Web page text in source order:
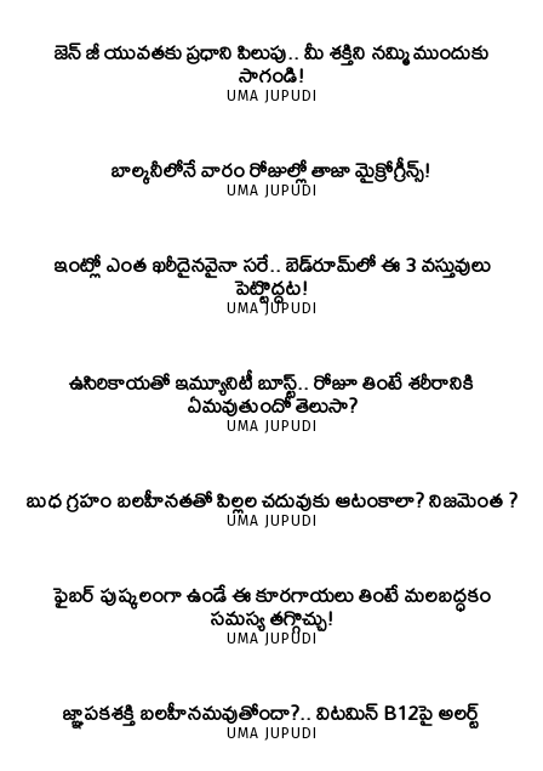
జెన్‌ జీ యువతకు ప్రధాని పిలుపు.. మీ శక్తిని నమ్మి ముందుకు
సాగండి!
UMA JUPUDI
బాల్కనీలోనే వారం రోజుల్లో తాజా మైక్రోగ్రీన్స్‌!
UMA JUPUDI
ఇంట్లో ఎంత ఖరీదైనవైనా సరే.. బెడ్‌రూమ్‌లో ఈ 3 వస్తువులు
పెట్టొద్దట!
UMA JUPUDI
ఉసిరికాయతో ఇమ్యూనిటీ బూస్ట్‌.. రోజూ తింటే శరీరానికి
ఏమవుతుందో తెలుసా?
UMA JUPUDI
బుధ గ్రహం బలహీనతతో పిల్లల చదువుకు ఆటంకాలా? నిజమెంత ?
UMA JUPUDI
ఫైబర్‌ పుష్కలంగా ఉండే ఈ కూరగాయలు తింటే మలబద్ధకం
సమస్య తగ్గొచ్చు!
UMA JUPUDI
జ్ఞాపకశక్తి బలహీనమవుతోందా?.. విటమిన్ B12పై అలర్ట్
UMA JUPUDI